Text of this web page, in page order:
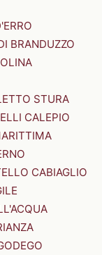
BRANDUZZO
STURA
CALEPIO
CABIAGLIO